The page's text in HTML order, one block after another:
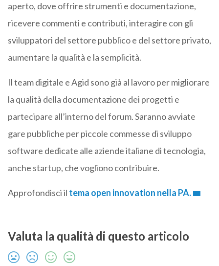
aperto, dove offrire strumenti e documentazione,
ricevere commenti e contributi, interagire con gli
sviluppatori del settore pubblico e del settore privato,
aumentare la qualità e la semplicità.
Il team digitale e Agid sono già al lavoro per migliorare
la qualità della documentazione dei progetti e
partecipare all’interno del forum. Saranno avviate
gare pubbliche per piccole commesse di sviluppo
software dedicate alle aziende italiane di tecnologia,
anche startup, che vogliono contribuire.
Approfondisci il tema open innovation nella PA.
Valuta la qualità di questo articolo